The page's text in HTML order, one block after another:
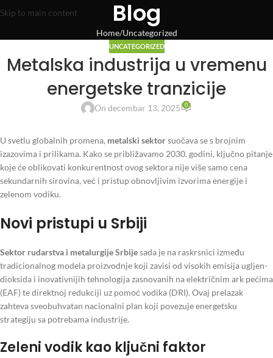
Skip to main content Blog
Home Uncategorized
UNCATEGORIZED
Metalska industrija u vremenu
energetske tranzicije
On decembar 13, 2025 0
U svetlu globalnih promena, metalski sektorsuočava se s brojnim
izazovima i prilikama. Kako se približavamo 2030. godini, ključno pitanje
koje će oblikovati konkurentnost ovog sektora nije više samo cena
sekundarnih sirovina, već i pristup obnovljivim izvorima energije i
zelenom vodiku.
Novi pristupi u Srbiji
Sektor rudarstva i metalurgije Srbijesada je na raskrsnici između
tradicionalnog modela proizvodnje koji zavisi od visokih emisija ugljen-
dioksida i inovativnijih tehnologija zasnovanih na električnim ark pećima
(EAF) te direktnoj redukciji uz pomoć vodika (DRI). Ovaj prelazak
zahteva sveobuhvatan nacionalni plan koji povezuje energetsku
strategiju sa potrebama industrije.
Zeleni vodik kao ključni faktor